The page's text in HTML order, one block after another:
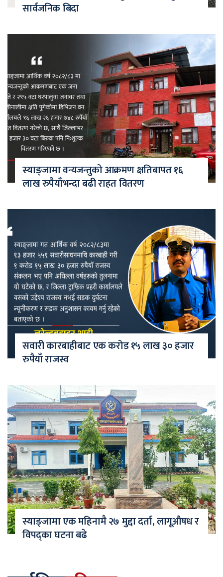
सार्वजनिक बिदा
स्याङ्जामा वन्यजन्तुको आक्रमण क्षतिबापत १६
लाख रुपैयाँभन्दा बढी राहत वितरण
सवारी कारबाहीबाट एक करोड १५ लाख ३० हजार
रुपैयाँ राजस्व
स्याङ्जामा एक महिनामै २७ मुद्दा दर्ता, लागूऔषध र
विपद्का घटना बढे